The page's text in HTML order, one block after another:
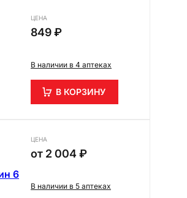
ЦЕНА
849 ₽
В наличии в 4 аптеках
В КОРЗИНУ
6
ЦЕНА
от 2 004 ₽
В наличии в 5 аптеках